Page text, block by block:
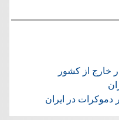
خارج از کشور
در ایران